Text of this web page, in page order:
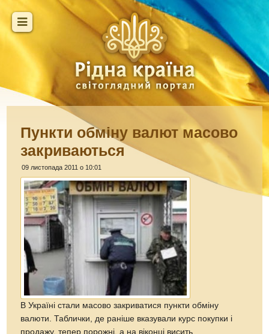
Пункти обміну валют масово
закриваються
09 листопада 2011 о 10:01
В Україні стали масово закриватися пункти обміну
валюти. Таблички, де раніше вказували курс покупки і
продажу, тепер порожні, а на віконці висить